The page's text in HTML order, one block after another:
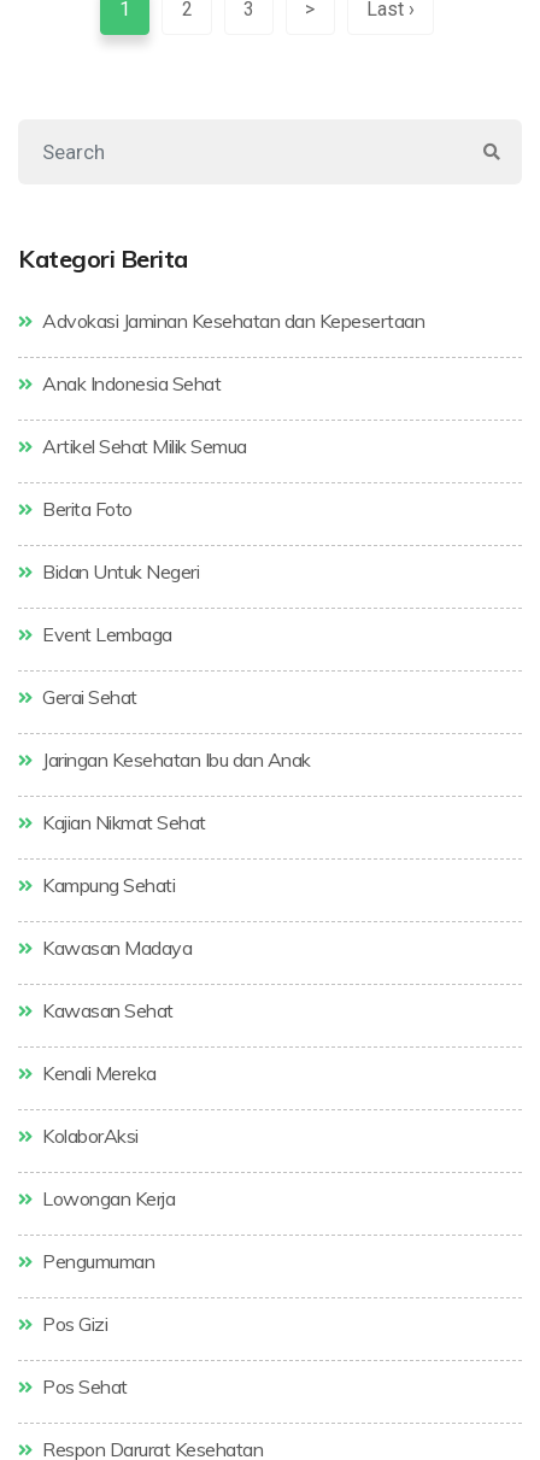
1 2 3 > Last ›
Kategori Berita
Advokasi Jaminan Kesehatan dan Kepesertaan
Anak Indonesia Sehat
Artikel Sehat Milik Semua
Berita Foto
Bidan Untuk Negeri
Event Lembaga
Gerai Sehat
Jaringan Kesehatan Ibu dan Anak
Kajian Nikmat Sehat
Kampung Sehati
Kawasan Madaya
Kawasan Sehat
Kenali Mereka
KolaborAksi
Lowongan Kerja
Pengumuman
Pos Gizi
Pos Sehat
Respon Darurat Kesehatan